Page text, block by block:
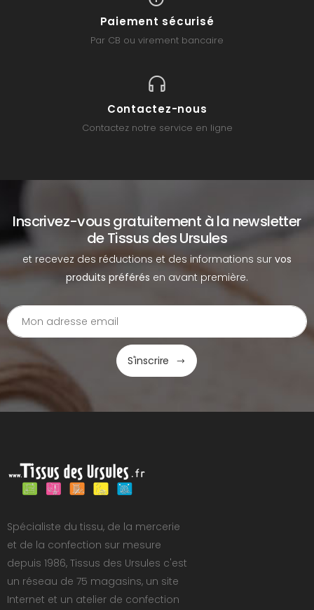
Paiement sécurisé
Par CB ou virement bancaire
Contactez-nous
Contactez notre service en ligne
Inscrivez-vous gratuitement à la newsletter
de Tissus des Ursules
et recevez des réductions et des informations sur vos
produits préférés en avant première.
S'inscrire
Spécialiste du tissu, de la mercerie
et de la confection sur mesure
depuis 1986, Tissus des Ursules c'est
un réseau de 75 magasins, un site
Internet et un atelier de confection